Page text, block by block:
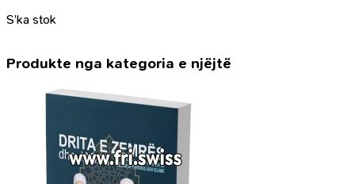
S’ka stok
Produkte nga kategoria e njëjtë